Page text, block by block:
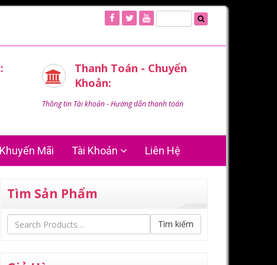
Thanh Toán - Chuyển
Khoản:
Thông tin Tài khoản - Hướng dẫn thanh toán
Khuyến Mãi Tài Khoản Liên Hệ
Tìm Sản Phẩm
Tìm kiếm